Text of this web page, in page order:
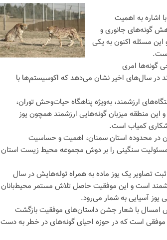
اشاره به اهمیت
گونه‌های جانوری و
این مسئله اکنون به یکی
گونه‌ها امری
در سال‌های اخیر نشان می‌دهد که اکوسیستم‌ها با
ارزشمند، به‌ویژه پناهگاه حیات‌وحش توران،
منطقه میزبان گونه‌هایی ارزشمند همچون یوز
شکاری کمیاب است.
در محدوده استان سمنان، اهمیت و حساسیت
سنگینی را بر دوش مجموعه محیط زیست استان
تصاویر یک یوز ماده به همراه توله‌هایش در سال
است و این موفقیت حاصل تلاش مستمر محیط‌بانان
یوز آسیایی به شمار می‌رود.
امسال با شعار جشن داستان‌های موفقیت بازگشت
است که در حوزه احیای گونه‌های در خطر به دست